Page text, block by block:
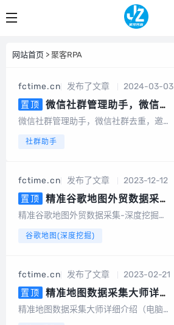
网站首页 > 聚客RPA
fctime.cn 发布了文章
2024-03-03
置顶
微信社群管理助手，微信社
群去重，含社群引流、社群运营、
自动回复、清理僵尸粉等等智能功
微信社群管理助手，微信社群去重，邀请
端开发的群管辅助软件，为团队及企业提
开。2、另外，也有企微版必销客，企销
客可以...
社群助手
fctime.cn 发布了文章
2023-12-12
置顶
精准谷歌地图外贸数据采集-
深度挖掘（电脑版）
精准谷歌地图外贸数据采集-深度挖掘
基于谷歌地图数据采集的软件，可以采集
词采集、一键采集邮箱、一键导出、数据
去重等，更...
谷歌地图(深度挖掘)
fctime.cn 发布了文章
2023-02-21
置顶
精准地图数据采集大师详细
介绍（电脑版，手机版）
精准地图数据采集大师详细介绍（电脑